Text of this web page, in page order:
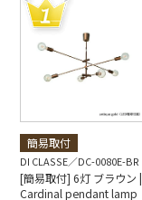
簡易取付
DI CLASSE DC-0080E-BR
[簡易取付] 6灯 ブラウン |
Cardinal pendant lamp